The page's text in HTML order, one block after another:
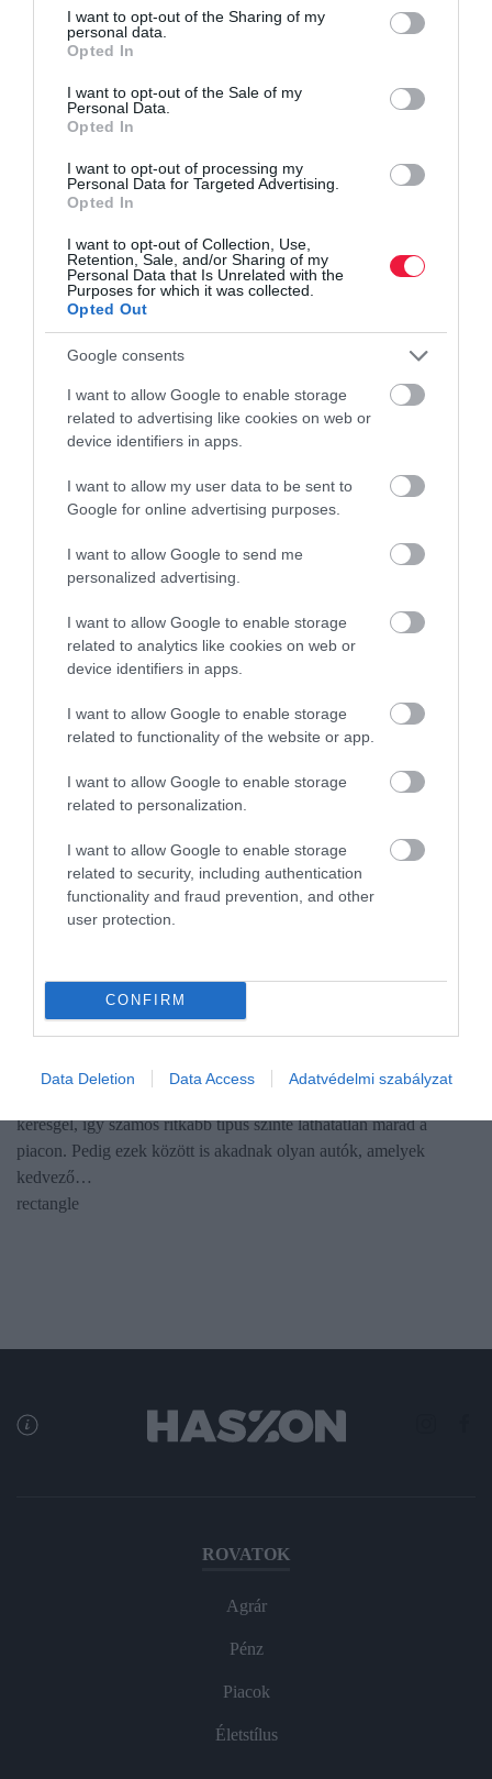
not limited to your visit or usage behaviour. You may click to
grant or deny consent to Google and its third-party tags to
use your data for below specified purposes in below Google
consent section.
I want to opt-out of the Sharing of my
personal data.
Opted In
I want to opt-out of the Sale of my
Personal Data.
Opted In
I want to opt-out of processing my
Personal Data for Targeted Advertising.
Opted In
I want to opt-out of Collection, Use,
Retention, Sale, and/or Sharing of my
Personal Data that Is Unrelated with the
Purposes for which it was collected.
Opted Out
Google consents
I want to allow Google to enable storage
related to advertising like cookies on web or
device identifiers in apps.
I want to allow my user data to be sent to
Google for online advertising purposes.
I want to allow Google to send me
personalized advertising.
I want to allow Google to enable storage
related to analytics like cookies on web or
device identifiers in apps.
I want to allow Google to enable storage
related to functionality of the website or app.
I want to allow Google to enable storage
related to personalization.
I want to allow Google to enable storage
related to security, including authentication
functionality and fraud prevention, and other
user protection.
CONFIRM
Data Deletion Data Access Adatvédelmi szabályzat
Itt a fordulat a lakáspiacon - estek az árak
Egyértelműen megkezdődött az árkorrekció az ingatlanpiacon -
ezt mutatják az ingatlanárak 2026 első negyedéves alakulásáról
közzétett előzetes KSH-adatok.
keresgél, így számos ritkább típus szinte láthatatlan marad a
piacon. Pedig ezek között is akadnak olyan autók, amelyek
kedvező…
rectangle
ROVATOK
Agrár
Pénz
Piacok
Életstílus